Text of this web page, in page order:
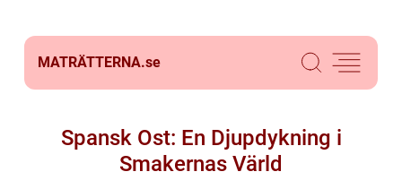
MATRÄTTERNA.se
Spansk Ost: En Djupdykning i
Smakernas Värld